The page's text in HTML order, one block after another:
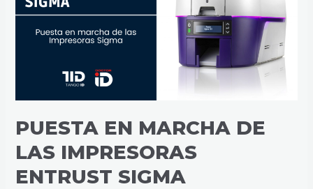
PUESTA EN MARCHA DE
LAS IMPRESORAS
ENTRUST SIGMA
LAS
ENTRUST